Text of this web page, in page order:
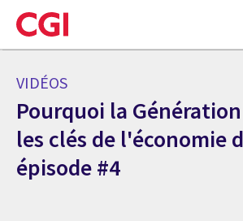
Skip
to
main
VIDÉOS
Pourquoi la
les clés de l'économie
épisode #4